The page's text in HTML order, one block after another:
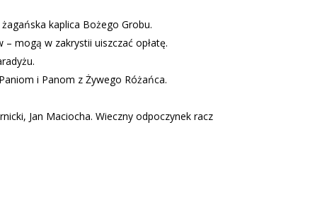
kaplica Bożego Grobu.
mogą w zakrystii uiszczać opłatę.
i Panom z Żywego Różańca.
Jan Maciocha. Wieczny odpoczynek racz